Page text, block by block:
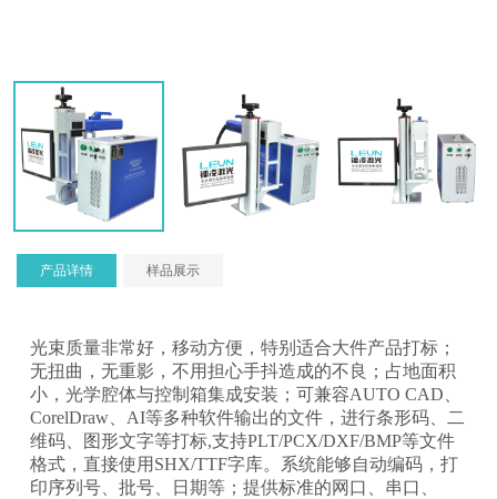
产品详情 样品展示
光束质量非常好，移动方便，特别适合大件产品打标；
无扭曲，无重影，不用担心手抖造成的不良；占地面积
小 ，光学腔体与控制箱集成安装；可兼容AUTO CAD、
CorelDraw、AI等多种软件输出的文件，进行条形码、二
维码、图 形文字等打标,支持PLT/PCX/DXF/BMP等文件
格式，直接使用SHX/TTF字库。系统能够自动编码，打
印序列号、批号、
日期等；提供标准的网口、串口、